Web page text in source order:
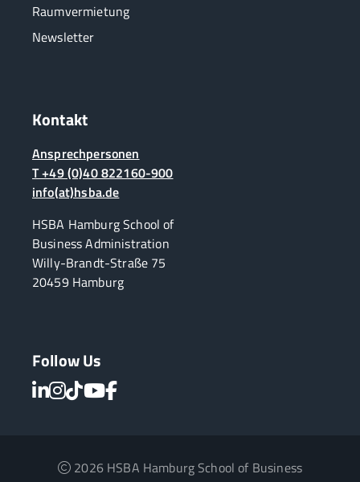
Raumvermietung
Newsletter
Kontakt
Ansprechpersonen
T +49 (0)40 822160-900
info(at)hsba.de
HSBA Hamburg School of
Business Administration
Willy-Brandt-Straße 75
20459 Hamburg
Follow Us
2026 HSBA Hamburg School of Business